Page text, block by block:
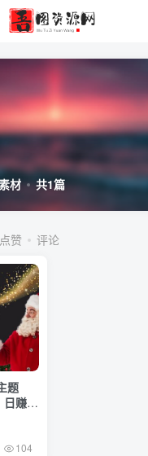
材 共1篇
点赞 评论
题
赚
104